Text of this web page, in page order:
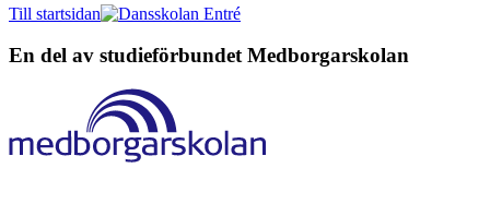
Till startsidan
En del av studieförbundet Medborgarskolan